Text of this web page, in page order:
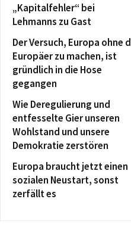
„Kapitalfehler“ bei
Lehmanns zu Gast
Der Versuch, Europa ohne
Europäer zu machen, ist
gründlich in die Hose
gegangen
Wie Deregulierung und
entfesselte Gier unseren
Wohlstand und unsere
Demokratie zerstören
Europa braucht jetzt einen
sozialen Neustart, sonst
zerfällt es